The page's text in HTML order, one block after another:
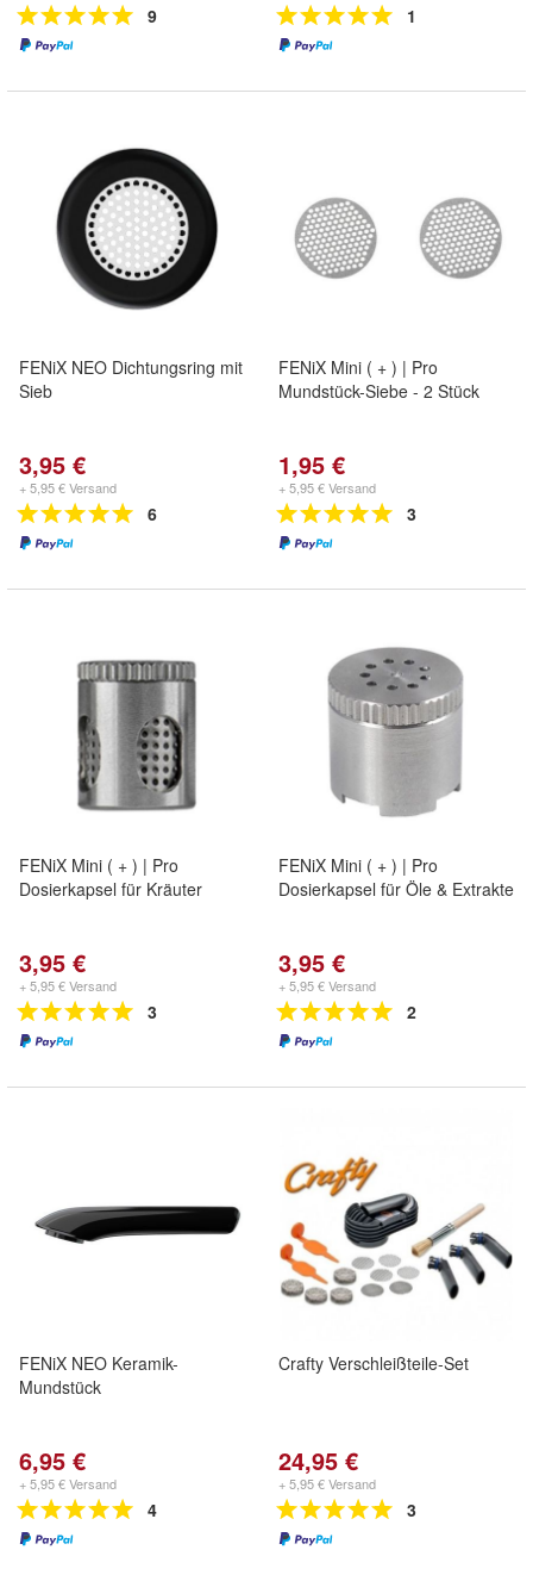
9 1
FENiX NEO Dichtungsring mit
Sieb
3,95 €
+ 5,95 € Versand
6
FENiX Mini ( + ) | Pro
Mundstück-Siebe - 2 Stück
1,95 €
+ 5,95 € Versand
3
FENiX Mini ( + ) | Pro
Dosierkapsel für Kräuter
3,95 €
+ 5,95 € Versand
3
FENiX Mini ( + ) | Pro
Dosierkapsel für Öle & Extrakte
3,95 €
+ 5,95 € Versand
2
FENiX NEO Keramik-
Mundstück
6,95 €
+ 5,95 € Versand
4
Crafty Verschleißteile-Set
24,95 €
+ 5,95 € Versand
3